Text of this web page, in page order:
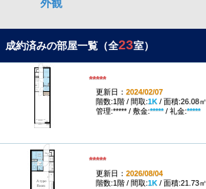
成約済みの部屋一覧（全23室）
*****
更新日： 2024/02/07
階数:1階 / 間取:1K/ 面積:26.08㎡
管理:***** / 敷金:*****/ 礼金:*****
*****
更新日： 2026/08/04
階数:1階 / 間取:1K/ 面積:21.73㎡